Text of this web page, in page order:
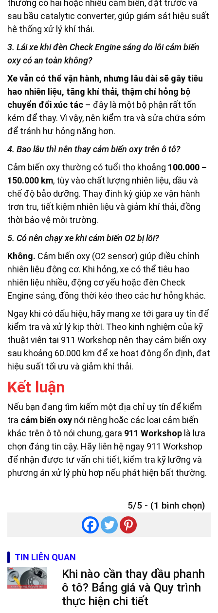
thường có hai hoặc nhiều cảm biến, đặt trước và
sau bầu catalytic converter, giúp giám sát hiệu suất
hệ thống xử lý khí thải.
3. Lái xe khi đèn Check Engine sáng do lỗi cảm biến
oxy có an toàn không?
Xe vẫn có thể vận hành, nhưng lâu dài sẽ gây tiêu
hao nhiên liệu, tăng khí thải, thậm chí hỏng bộ
chuyển đổi xúc tác – đây là một bộ phận rất tốn
kém để thay. Vì vậy, nên kiểm tra và sửa chữa sớm
để tránh hư hỏng nặng hơn.
4. Bao lâu thì nên thay cảm biến oxy trên ô tô?
Cảm biến oxy thường có tuổi thọ khoảng 100.000 –
150.000 km, tùy vào chất lượng nhiên liệu, dầu và
chế độ bảo dưỡng. Thay định kỳ giúp xe vận hành
trơn tru, tiết kiệm nhiên liệu và giảm khí thải, đồng
thời bảo vệ môi trường.
5. Có nên chạy xe khi cảm biến O2 bị lỗi?
Không. Cảm biến oxy (O2 sensor) giúp điều chỉnh
nhiên liệu động cơ. Khi hỏng, xe có thể tiêu hao
nhiên liệu nhiều, động cơ yếu hoặc đèn Check
Engine sáng, đồng thời kéo theo các hư hỏng khác.
Ngay khi có dấu hiệu, hãy mang xe tới gara uy tín để
kiểm tra và xử lý kịp thờI. Theo kinh nghiệm của kỹ
thuật viên tại 911 Workshop nên thay cảm biến oxy
sau khoảng 60.000 km để xe hoạt động ổn định, đạt
hiệu suất tối ưu và giảm khí thải.
Kết luận
Nếu bạn đang tìm kiếm một địa chỉ uy tín để kiểm
tra cảm biến oxy nói riêng hoặc các loại cảm biến
khác trên ô tô nói chung, gara 911 Workshop là lựa
chọn đáng tin cậy. Hãy liên hệ ngay 911 Workshop
để nhận được tư vấn chi tiết, kiểm tra kỹ lưỡng và
phương án xử lý phù hợp nếu phát hiện bất thường.
5/5 - (1 bình chọn)
TIN LIÊN QUAN
Khi nào cần thay dầu phanh
ô tô? Bảng giá và Quy trình
thực hiện chi tiết